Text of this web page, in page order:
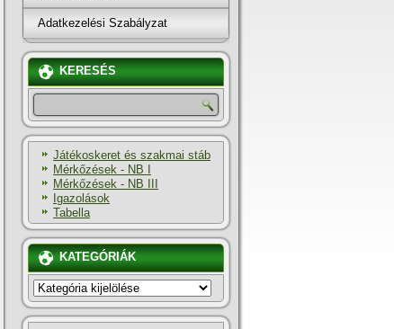
Adatkezelési Szabályzat
KERESÉS
Játékoskeret és szakmai stáb
Mérkőzések - NB I
Mérkőzések - NB III
Igazolások
Tabella
KATEGÓRIÁK
KATEGÓRIÁK